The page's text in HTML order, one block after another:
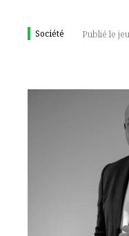
Société Publié le